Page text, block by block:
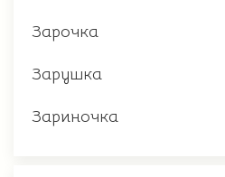
Зарочка
Зарушка
Зариночка